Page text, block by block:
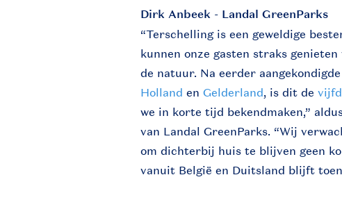
Dirk Anbeek - Landal GreenParks
“Terschelling is een geweldige
kunnen onze gasten straks
de natuur. Na eerder
Holland en Gelderland, is dit de
we in korte tijd bekendmaken,”
van Landal GreenParks. “Wij
om dichterbij huis te blijven geen
vanuit België en Duitsland blijft